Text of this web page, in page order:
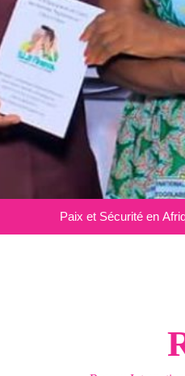
Paix et
𝐏𝐄𝐀𝐂𝐄
Paix et Sécurité en
AFRIQUE DU SUD :
Paix et
Paix et Sécurité en